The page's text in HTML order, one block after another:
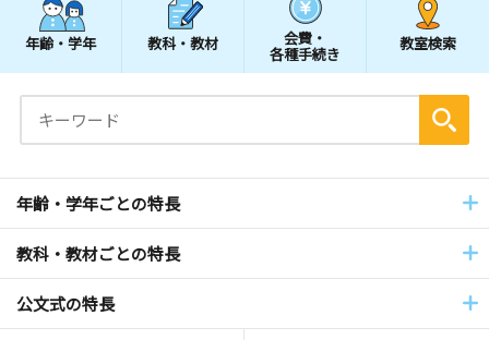
年齢・学年 教科・教材 会費・
各種手続き
教室検索
年齢・学年ごとの特長
教科・教材ごとの特長
公文式の特長